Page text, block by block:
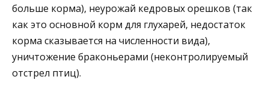
больше корма), неурожай кедровых орешков (так
как это основной корм для глухарей, недостаток
корма сказывается на численности вида),
уничтожение браконьерами (неконтролируемый
отстрел птиц).